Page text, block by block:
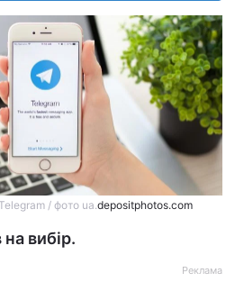
/ фото ua.depositphotos.com
на вибір.
Реклама